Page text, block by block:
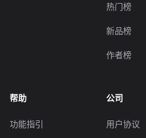
热门榜
新品榜
作者榜
帮助
功能指引
公司
用户协议